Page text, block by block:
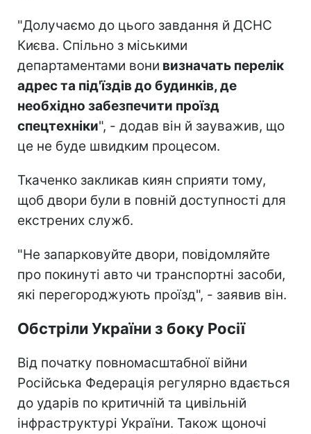
"Долучаємо до цього завдання й ДСНС
Києва. Спільно з міськими
департаментами вони визначать перелік
адрес та під'їздів до будинків, де
необхідно забезпечити проїзд
спецтехніки", - додав він й зауважив, що
це не буде швидким процесом.
Ткаченко закликав киян сприяти тому,
щоб двори були в повній доступності для
екстрених служб.
"Не запарковуйте двори, повідомляйте
про покинуті авто чи транспортні засоби,
які перегороджують проїзд", - заявив він.
Обстріли України з боку Росії
Від початку повномасштабної війни
Російська Федерація регулярно вдається
до ударів по критичній та цивільній
інфраструктурі України. Також щоночі